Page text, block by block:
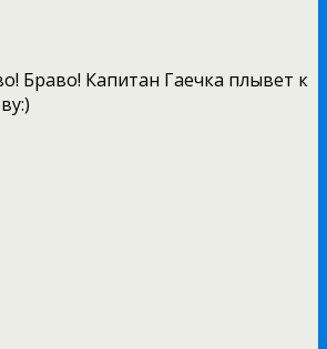
Браво! Капитан Гаечка плывет к